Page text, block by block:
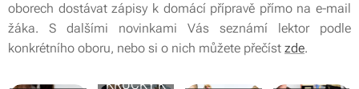
oborech dostávat zápisy k domácí přípravě přímo na e-mail
žáka. S dalšími novinkami Vás seznámí lektor podle
konkrétního oboru, nebo si o nich můžete přečíst zde.
KRŮČKY K